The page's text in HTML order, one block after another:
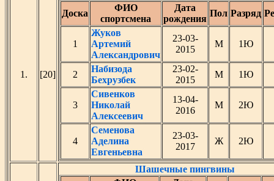
1. [20]
Доска
ФИО
спортсмена
Дата
рождения
Пол Разряд
1
Жуков
Артемий
Александрович
23-03-
2015
М 1Ю
2
Набизода
Бехрузбек
23-02-
2015
М 1Ю
3
Сивенков
Николай
Алексеевич
13-04-
2016
М 2Ю
4
Семенова
Аделина
Евгеньевна
23-03-
2017
Ж 2Ю
Шашечные пингвины